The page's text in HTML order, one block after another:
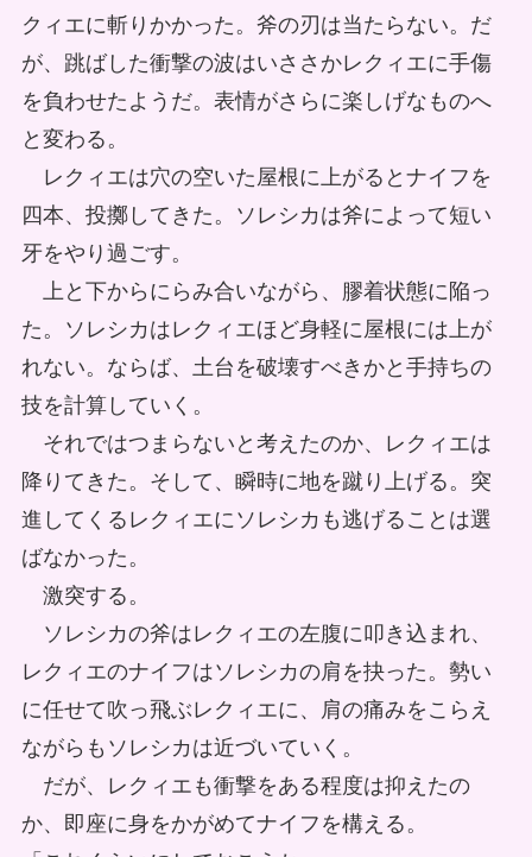
クィエに斬りかかった。斧の刃は当たらない。だ
が、跳ばした衝撃の波はいささかレクィエに手傷
を負わせたようだ。表情がさらに楽しげなものへ
と変わる。
レクィエは穴の空いた屋根に上がるとナイフを
四本、投擲してきた。ソレシカは斧によって短い
牙をやり過ごす。
上と下からにらみ合いながら、膠着状態に陥っ
た。ソレシカはレクィエほど身軽に屋根には上が
れない。ならば、土台を破壊すべきかと手持ちの
技を計算していく。
それではつまらないと考えたのか、レクィエは
降りてきた。そして、瞬時に地を蹴り上げる。突
進してくるレクィエにソレシカも逃げることは選
ばなかった。
激突する。
ソレシカの斧はレクィエの左腹に叩き込まれ、
レクィエのナイフはソレシカの肩を抉った。勢い
に任せて吹っ飛ぶレクィエに、肩の痛みをこらえ
ながらもソレシカは近づいていく。
だが、レクィエも衝撃をある程度は抑えたの
か、即座に身をかがめてナイフを構える。